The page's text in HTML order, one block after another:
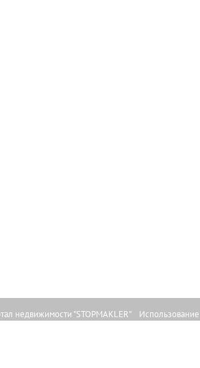
недвижимости "STOPMAKLER"